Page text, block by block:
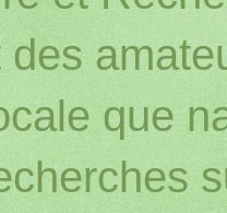
des
que